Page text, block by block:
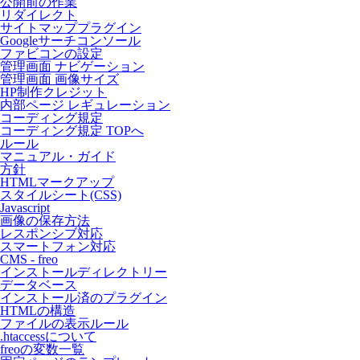
リダイレクト
サイトマッププラグイン
Googleサーチコンソール
ファビコンの設定
管理画面 ナビゲーション
管理画面 画像サイズ
HP制作クレジット
内部ページ レギュレーション
コーディング規定
コーディング規定 TOPへ
ルール
マニュアル・ガイド
方針
HTMLマークアップ
スタイルシート(CSS)
Javascript
画像の保存方法
レスポンシブ対応
スマートフォン対応
CMS - freo
インストールディレクトリー
データベース
インストール済のプラグイン
HTMLの構造
ファイルの表示ルール
.htaccessについて
freoの変数一覧